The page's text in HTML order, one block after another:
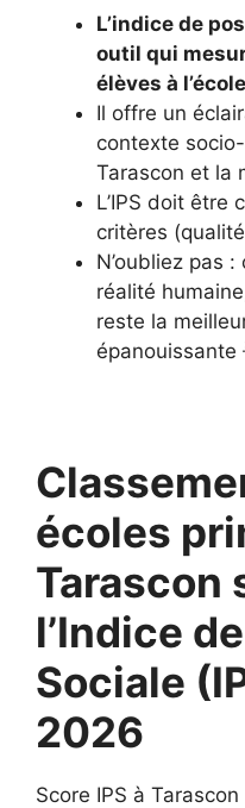
L’indice de
outil qui
élèves à
Il offre un
contexte
Tarascon et la
L’IPS doit être
critères
N’oubliez pas
réalité
reste la
épanouissante
écoles
Tarascon
l’Indice
Sociale
2026
Score IPS à